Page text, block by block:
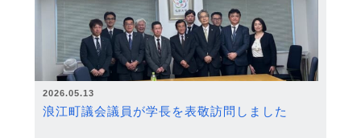
2026.05.13
浪江町議会議員が学長を表敬訪問しました